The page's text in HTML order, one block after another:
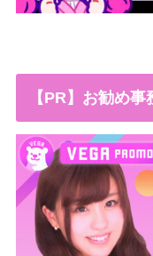
【PR】お勧め事